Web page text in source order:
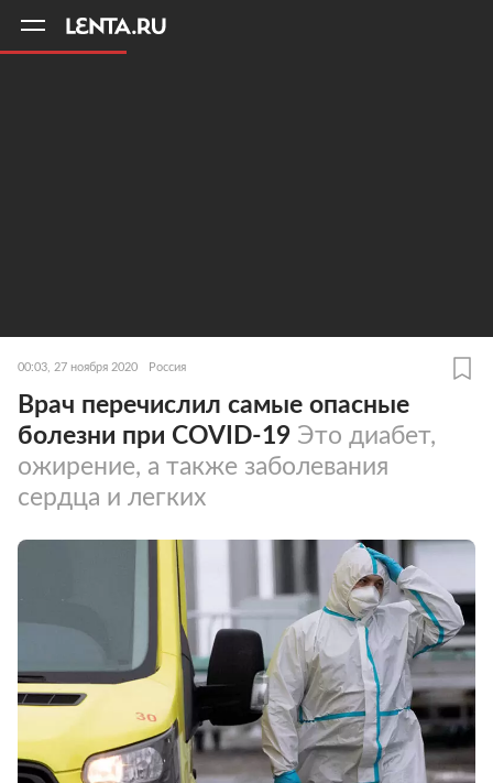
00:03, 27 ноября 2020 Россия
Врач перечислил самые опасные
болезни при COVID-19 Это диабет,
ожирение, а также заболевания
сердца и легких